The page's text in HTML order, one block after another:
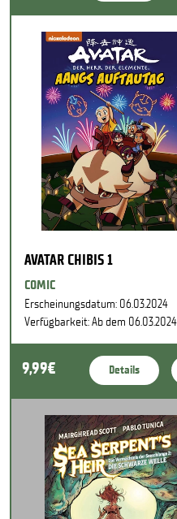
AVATAR CHIBIS 1
COMIC
Erscheinungsdatum: 06.03.2024
Verfügbarkeit: Ab dem 06.03.2024
9,99€ Details